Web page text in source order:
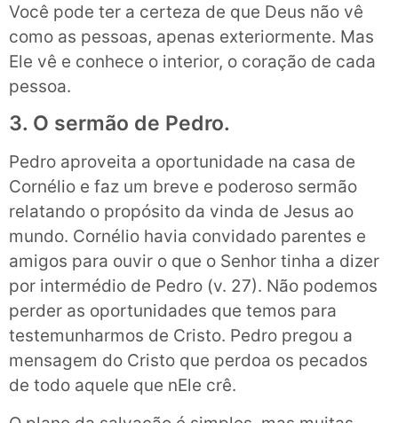
Você pode ter a certeza de que Deus não vê
como as pessoas, apenas exteriormente. Mas
Ele vê e conhece o interior, o coração de cada
pessoa.
3. O sermão de Pedro.
Pedro aproveita a oportunidade na casa de
Cornélio e faz um breve e poderoso sermão
relatando o propósito da vinda de Jesus ao
mundo. Cornélio havia convidado parentes e
amigos para ouvir o que o Senhor tinha a dizer
por intermédio de Pedro (v. 27). Não podemos
perder as oportunidades que temos para
testemunharmos de Cristo. Pedro pregou a
mensagem do Cristo que perdoa os pecados
de todo aquele que nEle crê.